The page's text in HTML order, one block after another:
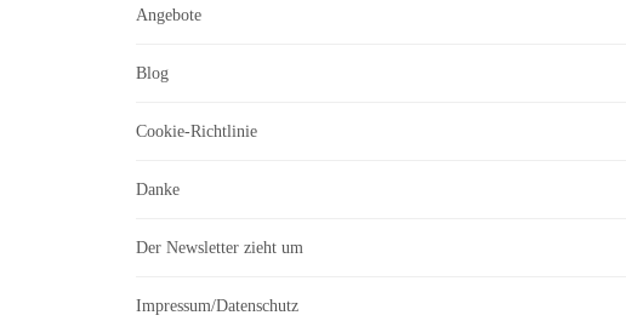
Angebote
Blog
Cookie-Richtlinie
Danke
Der Newsletter zieht um
Impressum/Datenschutz